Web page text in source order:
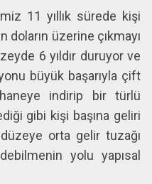
11 yıllık sürede kişi
doların üzerine çıkmayı
6 yıldır duruyor ve
büyük başarıyla çift
indirip bir türlü
gibi kişi başına geliri
orta gelir tuzağı
yolu yapısal